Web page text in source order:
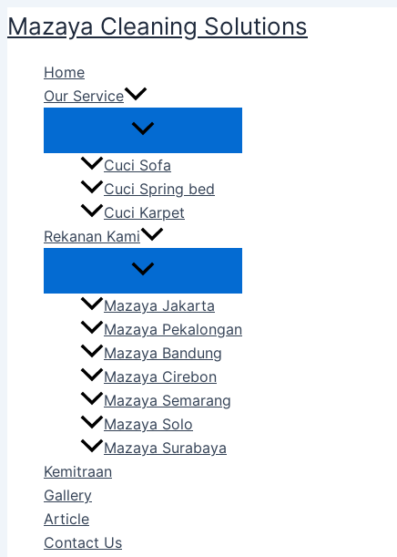
to
Mazaya Cleaning Solutions
Home
Our Service
Cuci Sofa
Cuci Spring bed
Cuci Karpet
Rekanan Kami
Mazaya Jakarta
Mazaya Pekalongan
Mazaya Bandung
Mazaya Cirebon
Mazaya Semarang
Mazaya Solo
Mazaya Surabaya
Kemitraan
Gallery
Article
Contact Us